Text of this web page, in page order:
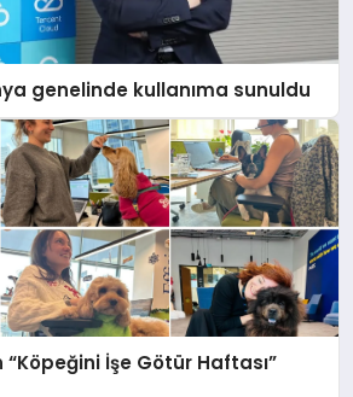
genelinde kullanıma sunuldu
“Köpeğini İşe Götür Haftası”